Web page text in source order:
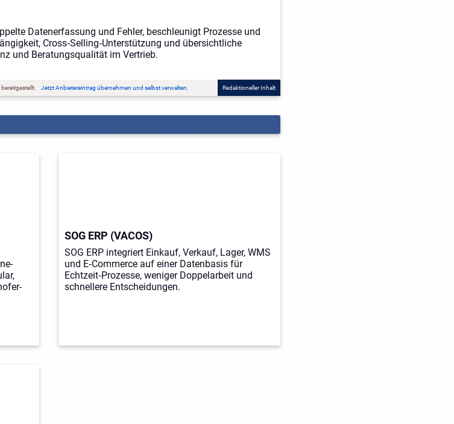
Datenerfassung und Fehler, beschleunigt Prozesse und
Cross‑Selling‑Unterstützung und übersichtliche
und Beratungsqualität im Vertrieb.
Jetzt Anbietereintrag übernehmen und selbst verwalten. Redaktioneller Inhalt
SOG ERP (VACOS)
SOG ERP integriert Einkauf, Verkauf, Lager, WMS
und E‑Commerce auf einer Datenbasis für
Echtzeit‑Prozesse, weniger Doppelarbeit und
schnellere Entscheidungen.